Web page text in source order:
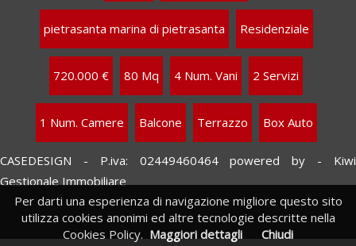
pietrasanta marina di pietrasanta Residenziale
720.000 € 80 Mq 4 Num. Vani 2 Servizi
1 Num. Camere Balcone Terrazzo Box Auto
CASEDESIGN - P.iva: 02449460464powered by - Kiwi
Gestionale Immobiliare
Per darti una esperienza di navigazione migliore questo sito
utilizza cookies anonimi ed altre tecnologie descritte nella
Cookies Policy. Maggiori dettagli Chiudi